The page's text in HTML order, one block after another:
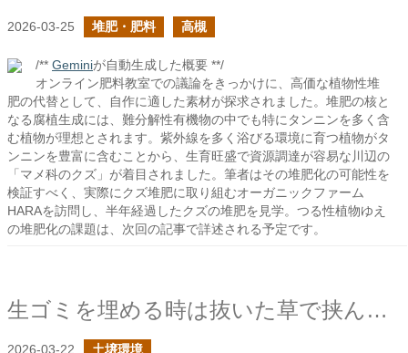
2026-03-25 堆肥・肥料 高槻
/** Geminiが自動生成した概要 **/
オンライン肥料教室での議論をきっかけに、高価な植物性堆
肥の代替として、自作に適した素材が探求されました。堆肥の核と
なる腐植生成には、難分解性有機物の中でも特にタンニンを多く含
む植物が理想とされます。紫外線を多く浴びる環境に育つ植物がタ
ンニンを豊富に含むことから、生育旺盛で資源調達が容易な川辺の
「マメ科のクズ」が着目されました。筆者はその堆肥化の可能性を
検証すべく、実際にクズ堆肥に取り組むオーガニックファーム
HARAを訪問し、半年経過したクズの堆肥を見学。つる性植物ゆえ
の堆肥化の課題は、次回の記事で詳述される予定です。
生ゴミを埋める時は抜いた草で挟んで埋める
2026-03-22 土壌環境